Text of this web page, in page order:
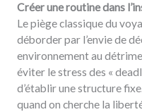
Créer une routine dans
Le piège classique du
déborder par l’envie de
environnement au
éviter le stress des «
d’établir une structure
quand on cherche la